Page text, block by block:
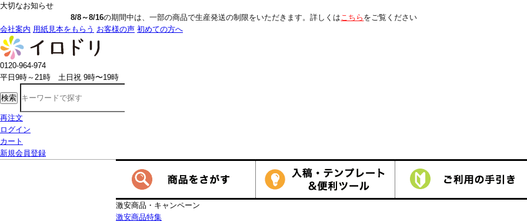
大切なお知らせ
の期間中は、一部の商品で生産発送の制限をいただきます。詳しくはこちら をご覧ください
会社案内 用紙見本をもらう お客様の声 初めての方へ
0120-964-974
平日9時～21時 土日祝 9時〜19時
検索
再注文
ログイン
カート
新規会員登録
激安商品・キャンペーン
激安商品特集